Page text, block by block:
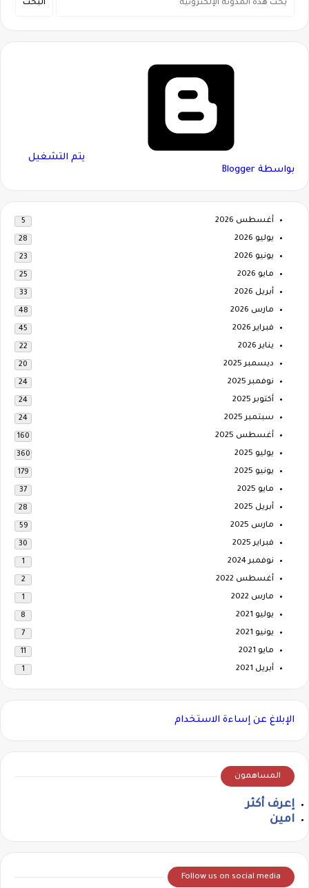
‏يتم التشغيل
بواسطة Blogger
أغسطس 2026 5
يوليو 2026 28
يونيو 2026 23
مايو 2026 25
أبريل 2026 33
مارس 2026 48
فبراير 2026 45
يناير 2026 22
ديسمبر 2025 20
نوفمبر 2025 24
أكتوبر 2025 24
سبتمبر 2025 24
أغسطس 2025 160
يوليو 2025 360
يونيو 2025 179
مايو 2025 37
أبريل 2025 28
مارس 2025 59
فبراير 2025 30
نوفمبر 2024 1
أغسطس 2022 2
مارس 2022 1
يوليو 2021 8
يونيو 2021 7
مايو 2021 11
أبريل 2021 1
الإبلاغ عن إساءة الاستخدام
المساهمون
إعرف أكثر
امين
Follow us on social media